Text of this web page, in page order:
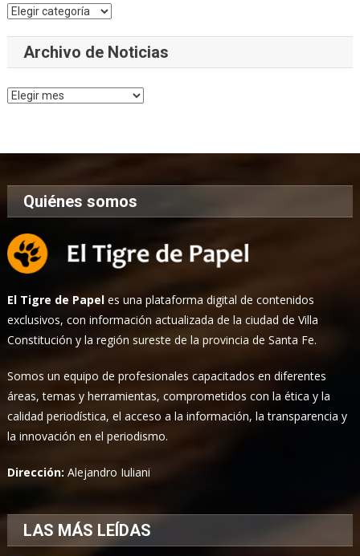
Categorías
Archivo de Noticias
Archivo
Quiénes somos
El Tigre de Papel es una plataforma digital de contenidos
exclusivos, con información actualizada de la ciudad de Villa
Constitución y la región sureste de la provincia de Santa Fe.
Somos un equipo de profesionales capacitados en diferentes
áreas, temas y herramientas, comprometidos con la ética y la
calidad periodística, el acceso a la información, la transparencia y
la innovación en el periodismo.
Dirección:Alejandro Iuliani
LAS MÁS LEÍDAS